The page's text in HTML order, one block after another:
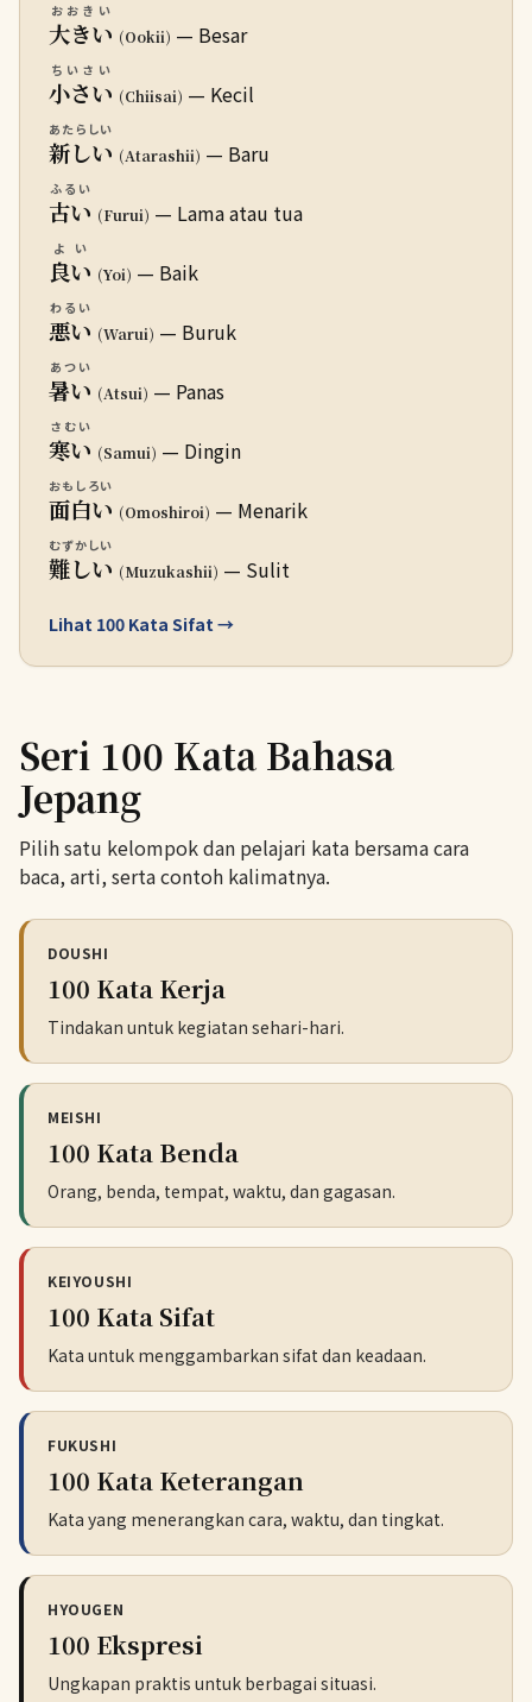
大きい
おおきい
(Ookii) — Besar
小さい
ちいさい
(Chiisai) — Kecil
新しい
あたらしい
(Atarashii) — Baru
古い
ふるい
(Furui) — Lama atau tua
良い
よい
(Yoi) — Baik
悪い
わるい
(Warui) — Buruk
暑い
あつい
(Atsui) — Panas
寒い
さむい
(Samui) — Dingin
面白い
おもしろい
(Omoshiroi) — Menarik
難しい
むずかしい
(Muzukashii) — Sulit
Lihat 100 Kata Sifat →
Seri 100 Kata Bahasa
Jepang
Pilih satu kelompok dan pelajari kata bersama cara
baca, arti, serta contoh kalimatnya.
DOUSHI
100 Kata Kerja
Tindakan untuk kegiatan sehari-hari.
MEISHI
100 Kata Benda
Orang, benda, tempat, waktu, dan gagasan.
KEIYOUSHI
100 Kata Sifat
Kata untuk menggambarkan sifat dan keadaan.
FUKUSHI
100 Kata Keterangan
Kata yang menerangkan cara, waktu, dan tingkat.
HYOUGEN
100 Ekspresi
Ungkapan praktis untuk berbagai situasi.